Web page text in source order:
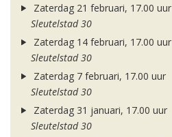
Zaterdag 21 februari, 17.00 uur
Sleutelstad 30
Zaterdag 14 februari, 17.00 uur
Sleutelstad 30
Zaterdag 7 februari, 17.00 uur
Sleutelstad 30
Zaterdag 31 januari, 17.00 uur
Sleutelstad 30